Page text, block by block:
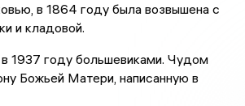
в 1864 году была возвышена с
и кладовой.
1937 году большевиками. Чудом
Божьей Матери, написанную в